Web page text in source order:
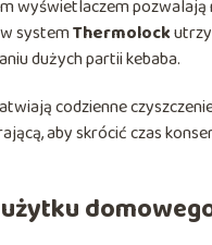
wyświetlaczem
systemThermolock
dużych partii kebaba.
codzienne
aby skrócić czas